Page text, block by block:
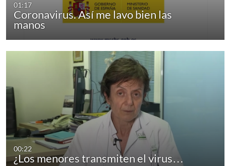
01:17
Coronavirus. Así me lavo bien las
manos
00:22
¿Los menores transmiten el virus…